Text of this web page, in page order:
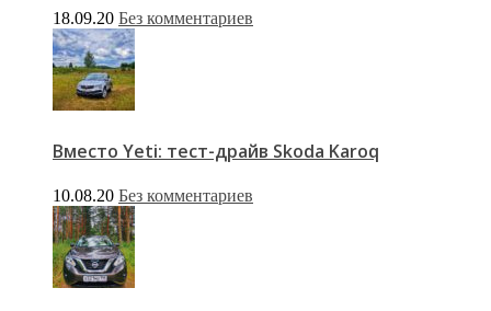
18.09.20 Без комментариев
Вместо Yeti: тест-драйв Skoda Karoq
10.08.20 Без комментариев